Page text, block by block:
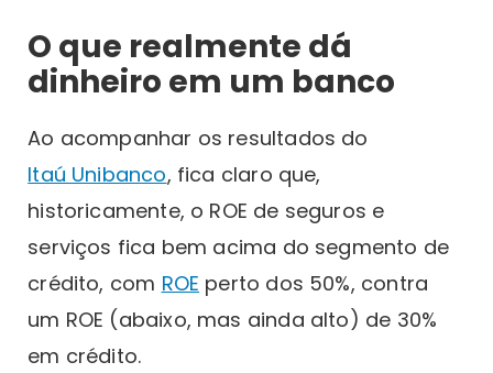
O que realmente dá
dinheiro em um banco
Ao acompanhar os resultados do
Itaú Unibanco, fica claro que,
historicamente, o ROE de seguros e
serviços fica bem acima do segmento de
crédito, com ROE perto dos 50%, contra
um ROE (abaixo, mas ainda alto) de 30%
em crédito.